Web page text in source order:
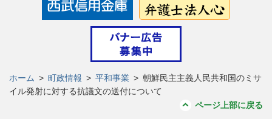
ホーム > 町政情報 > 平和事業 > 朝鮮民主主義人民共和国のミサ
イル発射に対する抗議文の送付について
ページ上部に戻る